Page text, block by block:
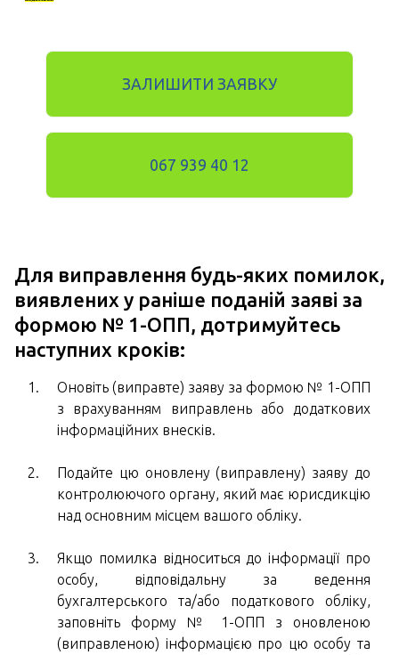
ЗАЛИШИТИ ЗАЯВКУ
067 939 40 12
Для виправлення будь-яких помилок,
виявлених у раніше поданій заяві за
формою № 1-ОПП, дотримуйтесь
наступних кроків:
Оновіть (виправте) заяву за формою № 1-ОПП
з врахуванням виправлень або додаткових
інформаційних внесків.
Подайте цю оновлену (виправлену) заяву до
контролюючого органу, який має юрисдикцію
над основним місцем вашого обліку.
Якщо помилка відноситься до інформації про
особу, відповідальну за ведення
бухгалтерського та/або податкового обліку,
заповніть форму № 1-ОПП з оновленою
(виправленою) інформацією про цю особу та